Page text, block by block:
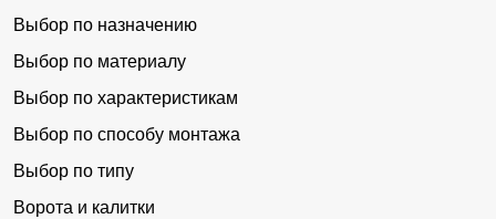
Выбор по назначению
Выбор по материалу
Выбор по характеристикам
Выбор по способу монтажа
Выбор по типу
Ворота и калитки